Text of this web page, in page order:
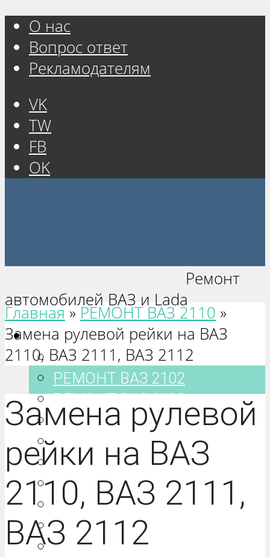
О нас
Вопрос ответ
Рекламодателям
VK
TW
FB
OK
Ремонт
автомобилей ВАЗ и Lada
Ваз 2101-2115
РЕМОНТ ВАЗ 2101
РЕМОНТ ВАЗ 2102
РЕМОНТ ВАЗ 2103
РЕМОНТ ВАЗ 2104
РЕМОНТ ВАЗ 2105
РЕМОНТ ВАЗ 2106
РЕМОНТ ВАЗ 2107
РЕМОНТ ВАЗ 2108
РЕМОНТ ВАЗ 2109
РЕМОНТ ВАЗ 21099
Главная » РЕМОНТ ВАЗ 2110 »
Замена рулевой рейки на ВАЗ
2110, ВАЗ 2111, ВАЗ 2112
Замена рулевой
рейки на ВАЗ
2110, ВАЗ 2111,
ВАЗ 2112